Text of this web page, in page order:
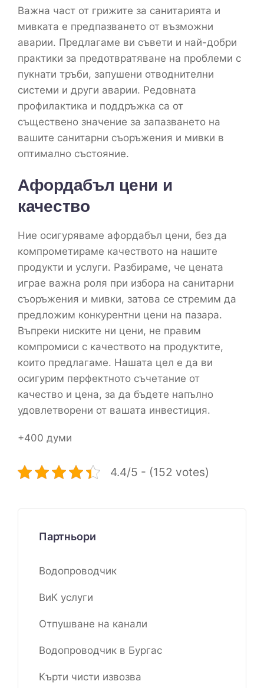
Важна част от грижите за санитарията и
мивката е предпазването от възможни
аварии. Предлагаме ви съвети и най-добри
практики за предотвратяване на проблеми с
пукнати тръби, запушени отводнителни
системи и други аварии. Редовната
профилактика и поддръжка са от
съществено значение за запазването на
вашите санитарни съоръжения и мивки в
оптимално състояние.
Афордабъл цени и
качество
Ние осигуряваме афордабъл цени, без да
компрометираме качеството на нашите
продукти и услуги. Разбираме, че цената
играе важна роля при избора на санитарни
съоръжения и мивки, затова се стремим да
предложим конкурентни цени на пазара.
Въпреки ниските ни цени, не правим
компромиси с качеството на продуктите,
които предлагаме. Нашата цел е да ви
осигурим перфектното съчетание от
качество и цена, за да бъдете напълно
удовлетворени от вашата инвестиция.
+400 думи
4.4/5 - (152 votes)
Партньори
Водопроводчик
ВиК услуги
Отпушване на канали
Водопроводчик в Бургас
Кърти чисти извозва